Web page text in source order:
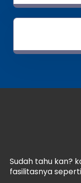
Sudah tahu kan?
fasilitasnya